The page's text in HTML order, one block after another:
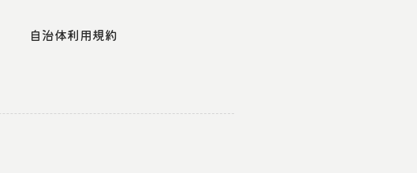
自治体利用規約